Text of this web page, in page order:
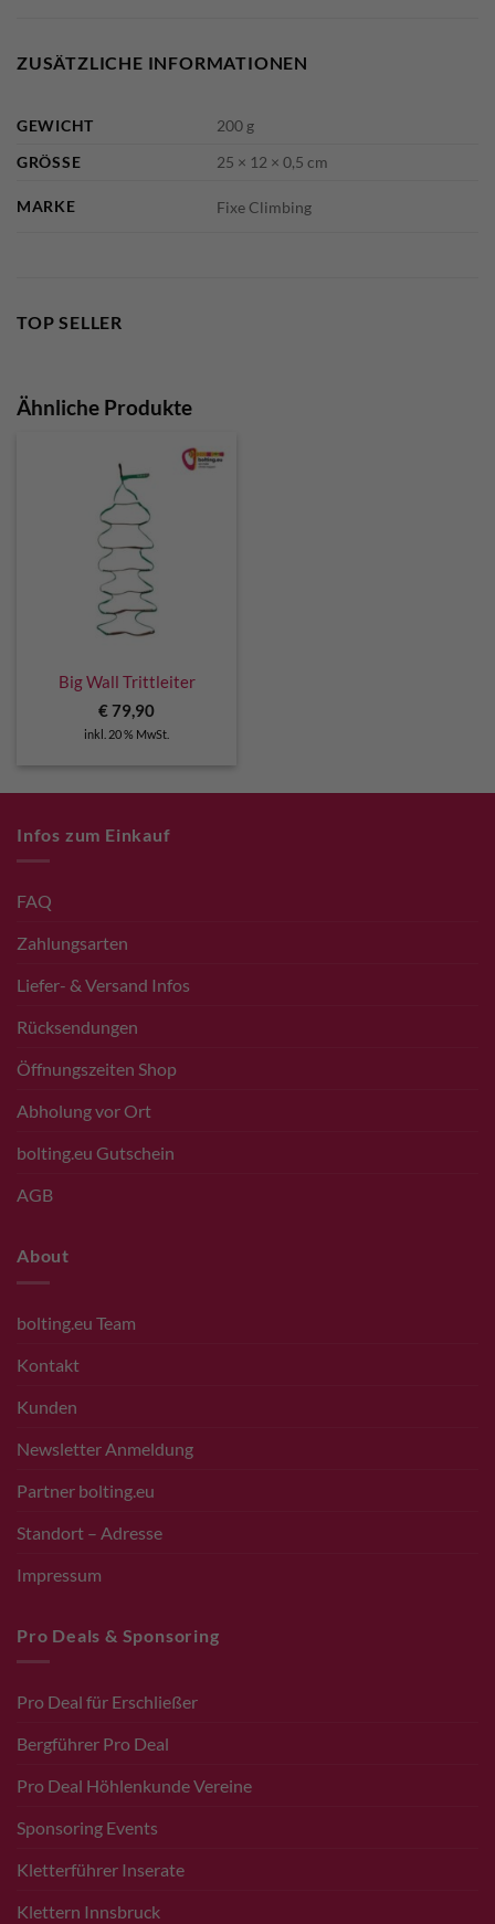
ZUSÄTZLICHE INFORMATIONEN
GEWICHT
200 g
GRÖSSE
25 × 12 × 0,5 cm
MARKE Fixe Climbing
TOP SELLER
Ähnliche Produkte
Big Wall Trittleiter
€79,90
inkl. 20 % MwSt.
Infos zum Einkauf
FAQ
Zahlungsarten
Liefer- & Versand Infos
Rücksendungen
Öffnungszeiten Shop
Abholung vor Ort
bolting.eu Gutschein
AGB
About
bolting.eu Team
Kontakt
Kunden
Newsletter Anmeldung
Partner bolting.eu
Standort – Adresse
Impressum
Pro Deals & Sponsoring
Pro Deal für Erschließer
Bergführer Pro Deal
Pro Deal Höhlenkunde Vereine
Sponsoring Events
Kletterführer Inserate
Klettern Innsbruck